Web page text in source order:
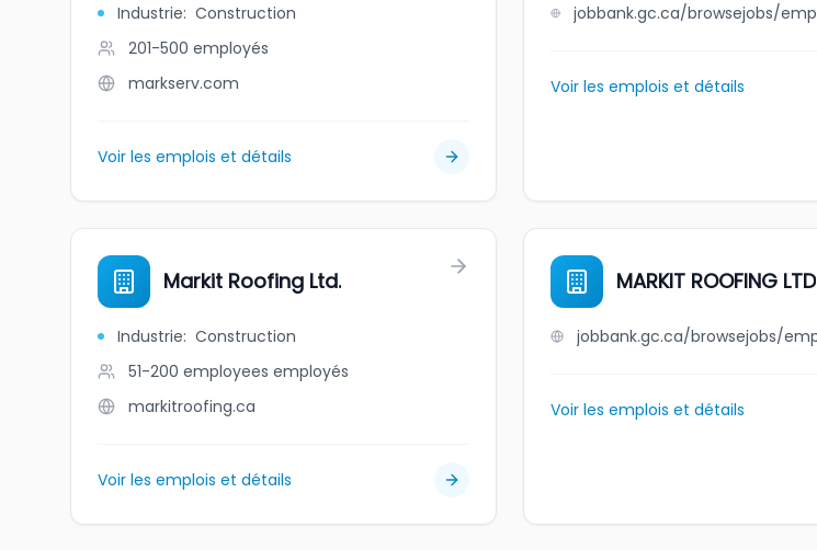
Industrie: Construction
201-500 employés
markserv.com
Voir les emplois et détails
Voir les emplois et détails
Markit Roofing Ltd.
Industrie: Construction
51-200 employees employés
markitroofing.ca
Voir les emplois et détails
MARKIT ROOFING LTD
Voir les emplois et détails